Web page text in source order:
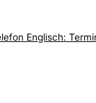
Englisch: